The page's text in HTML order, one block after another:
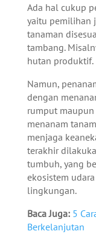
Ada hal cukup
yaitu pemilihan
tanaman
tambang.
hutan produktif.
Namun,
dengan
rumput
menanam
menjaga
terakhir
tumbuh, yang
ekosistem
lingkungan.
Baca Juga: 5
Berkelanjutan